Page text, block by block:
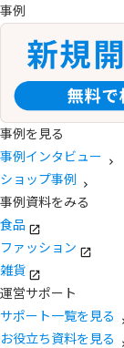
事例
事例を見る
事例インタビュー
ショップ事例
事例資料をみる
食品
ファッション
雑貨
運営サポート
サポート一覧を見る
お役立ち資料を見る